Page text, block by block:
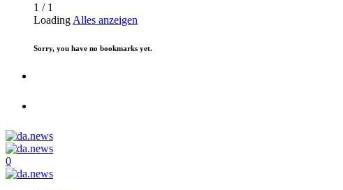
1 / 1
Loading Alles anzeigen
Sorry, you have no bookmarks yet.
0